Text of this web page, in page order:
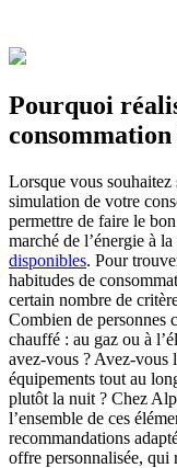
Pourquoi
Lorsque vous souhaitez
simulation de votre
permettre de faire le
marché de l’énergie à
disponibles. Pour
habitudes de
certain nombre de
Combien de personnes
chauffé : au gaz ou à
avez-vous ? Avez-vous
équipements tout au
plutôt la nuit ? Chez
l’ensemble de ces
recommandations
offre personnalisée, qui